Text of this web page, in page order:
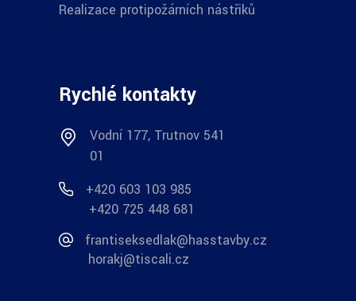
Realizace protipožárních nástřiků
Rychlé kontakty
Vodní 177, Trutnov 541
01
+420 603 103 985
+420 725 448 681
frantiseksedlak@hasstavby.cz
horakj@tiscali.cz